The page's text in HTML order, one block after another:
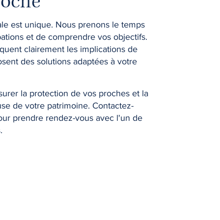
est unique. Nous prenons le temps
et de comprendre vos objectifs.
clairement les implications de
des solutions adaptées à votre
la protection de vos proches et la
de votre patrimoine. Contactez-
prendre rendez-vous avec l'un de